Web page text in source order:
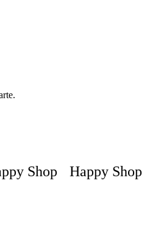
Shop Happy Shop